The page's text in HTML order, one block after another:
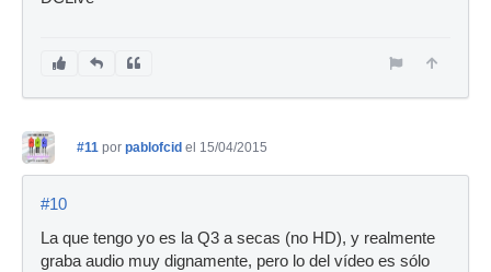
#11 por pablofcid el 15/04/2015
#10
La que tengo yo es la Q3 a secas (no HD), y realmente
graba audio muy dignamente, pero lo del vídeo es sólo